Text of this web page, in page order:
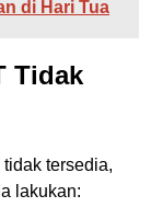
di Hari Tua
Tidak
tersedia,
lakukan: